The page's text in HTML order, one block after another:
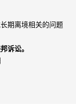
期离境相关的问题
诉讼。